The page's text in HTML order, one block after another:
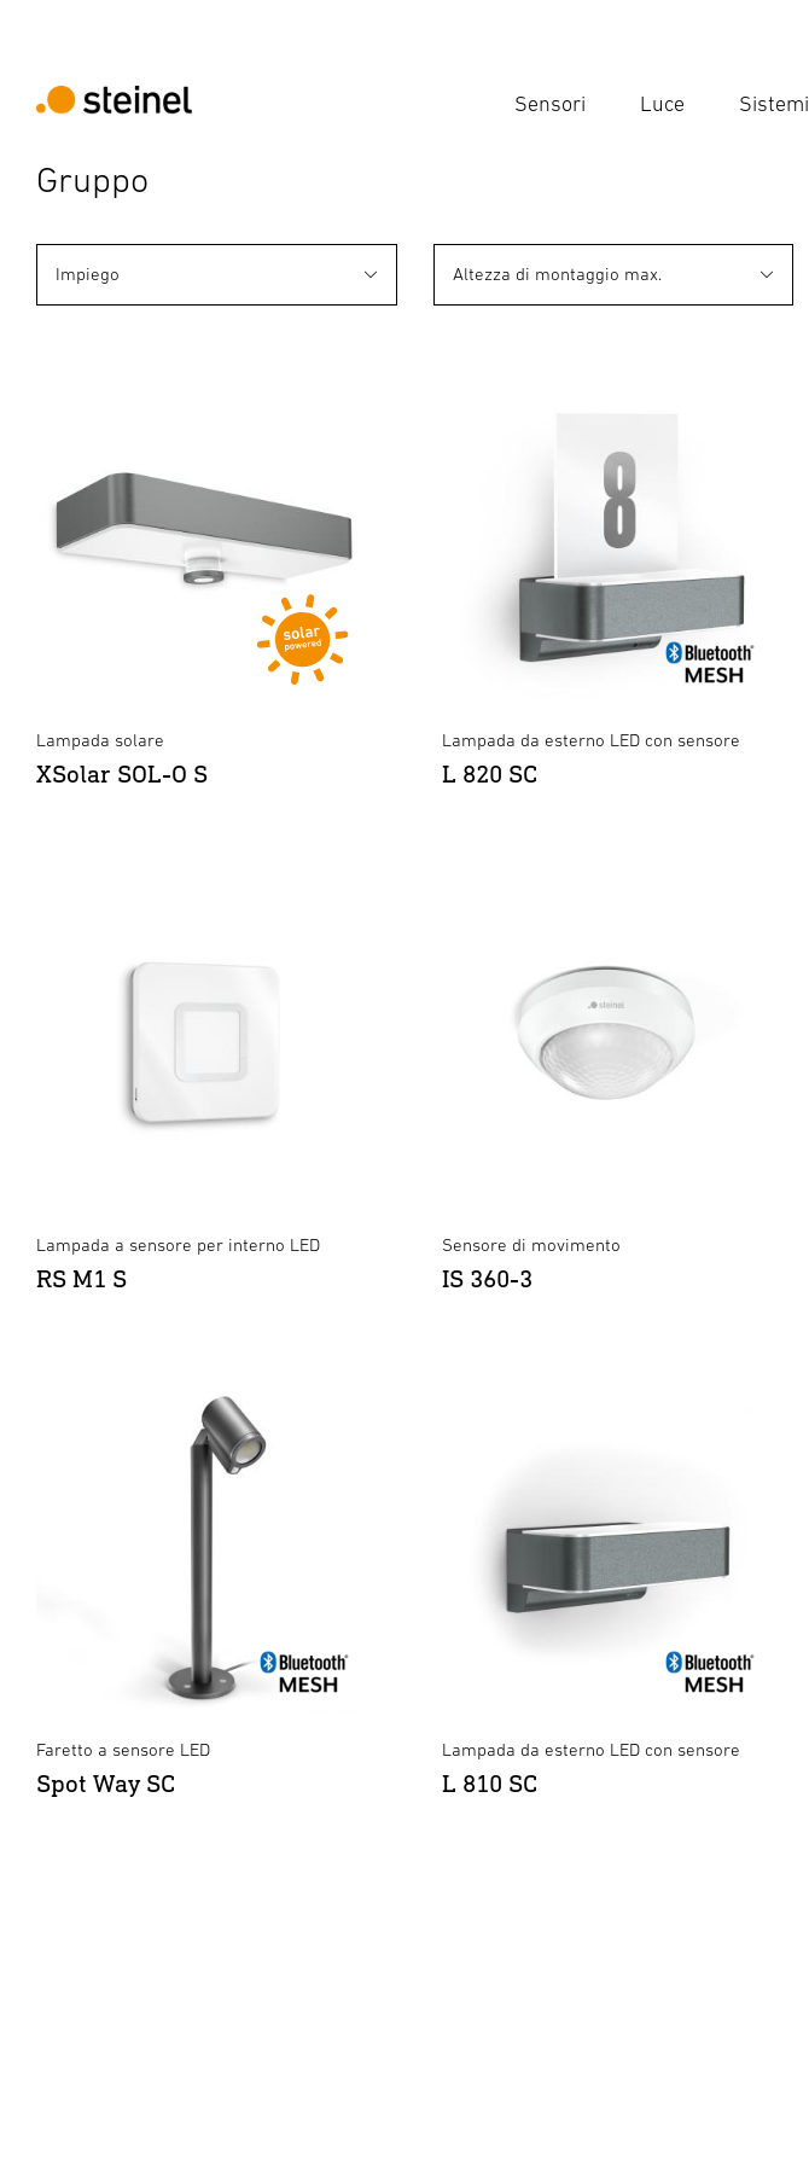
Sensori Luce Sistemi
Gruppo
Impiego Altezza di montaggio max.
Lampada solare
XSolar SOL-O S
Lampada da esterno LED con sensore
L 820 SC
Lampada a sensore per interno LED
RS M1 S
Sensore di movimento
IS 360-3
Faretto a sensore LED
Spot Way SC
Lampada da esterno LED con sensore
L 810 SC